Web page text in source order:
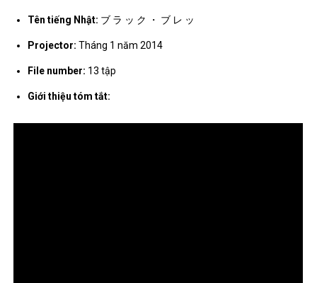
Tên tiếng Nhật: ブ ラ ッ ク ・ ブ レ ッ
Projector:Tháng 1 năm 2014
File number: 13 tập
Giới thiệu tóm tắt: